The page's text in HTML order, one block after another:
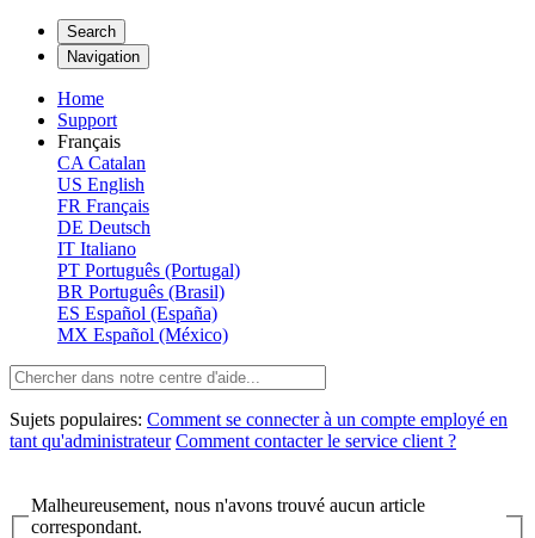
Search
Navigation
Home
Support
Français
CA Catalan
US English
FR Français
DE Deutsch
IT Italiano
PT Português (Portugal)
BR Português (Brasil)
ES Español (España)
MX Español (México)
Sujets populaires: Comment se connecter à un compte employé en
tant qu'administrateur Comment contacter le service client ?
Malheureusement, nous n'avons trouvé aucun article
correspondant.